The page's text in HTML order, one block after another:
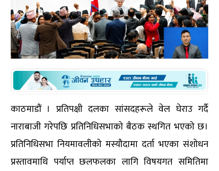
काठमाडौं । प्रतिपक्षी दलका सांसदहरूले वेल घेराउ गर्दै
नाराबाजी गरेपछि प्रतिनिधिसभाको बैठक स्थगित भएको छ।
प्रतिनिधिसभा नियमावलीको मस्यौदामा दर्ता भएका संशोधन
प्रस्तावमाथि पर्याप्त छलफलका लागि विषयगत समितिमा